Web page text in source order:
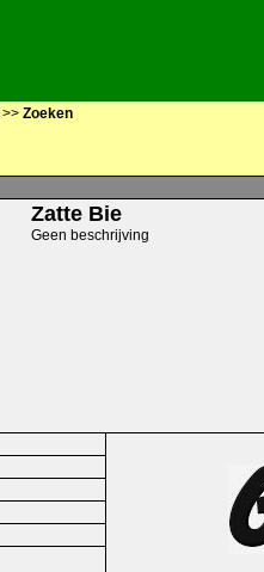
>> Zoeken
Zatte Bie
Geen beschrijving